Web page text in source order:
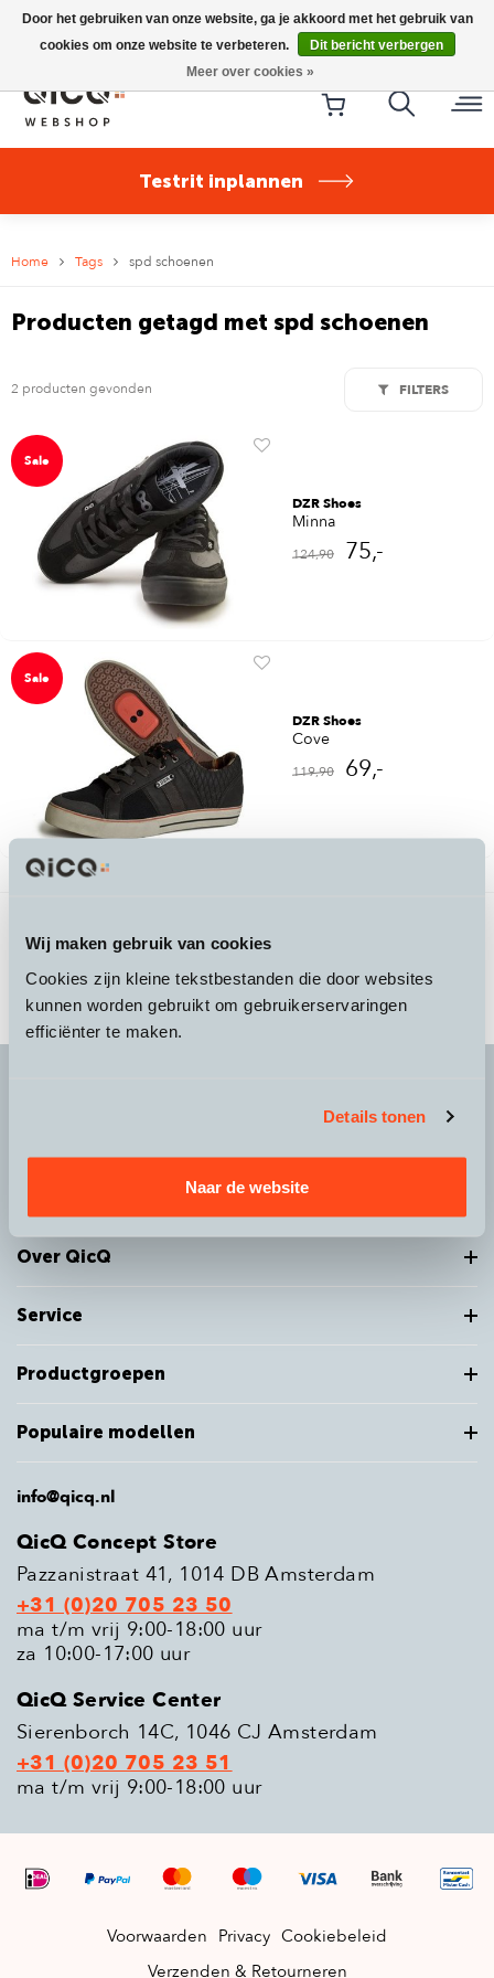
Wij maken gebruik van cookies
Cookies zijn kleine tekstbestanden die door websites
kunnen worden gebruikt om gebruikerservaringen
efficiënter te maken.
Details tonen
Naar de website
Riese & Müller Nevo5 Silent Core nu direct uit voorraad
leverbaar!
Testrit inplannen
Home Tags spd schoenen
Producten getagd met spd schoenen
2 producten gevonden FILTERS
Sale
DZR Shoes
Minna
124,90 75,-
Sale
DZR Shoes
Cove
119,90 69,-
Over QicQ
Service
Productgroepen
Populaire modellen
info@qicq.nl
QicQ Concept Store
Pazzanistraat 41, 1014 DB Amsterdam
+31 (0)20 705 23 50
ma t/m vrij 9:00-18:00 uur
za 10:00-17:00 uur
QicQ Service Center
Sierenborch 14C, 1046 CJ Amsterdam
+31 (0)20 705 23 51
ma t/m vrij 9:00-18:00 uur
Voorwaarden Privacy Cookiebeleid
Verzenden & Retourneren
Door het gebruiken van onze website, ga je akkoord met het gebruik van
cookies om onze website te verbeteren.
Dit bericht verbergen
Meer over cookies »